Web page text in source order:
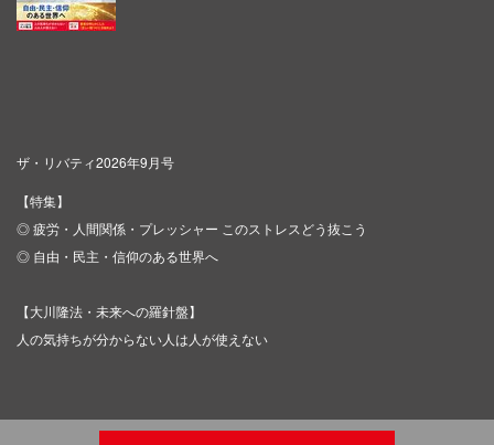
ザ・リバティ2026年9月号
【特集】
◎ 疲労・人間関係・プレッシャー このストレスどう抜こう
◎ 自由・民主・信仰のある世界へ
【大川隆法・未来への羅針盤】
人の気持ちが分からない人は人が使えない